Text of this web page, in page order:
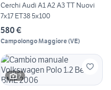
Cerchi Audi A1 A2 A3 TT Nuovi
7x17 ET38 5x100
580 €
Campolongo Maggiore(VE)
7